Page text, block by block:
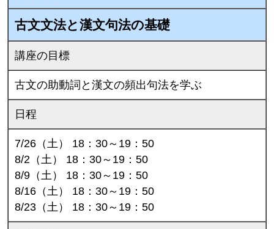
古文文法と漢文句法の基礎
講座の目標
古文の助動詞と漢文の頻出句法を学ぶ
日程
7/26（土） 18：30～19：50
8/2（土） 18：30～19：50
8/9（土） 18：30～19：50
8/16（土） 18：30～19：50
8/23（土） 18：30～19：50